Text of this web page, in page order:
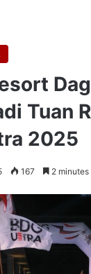
Tuan
2025
167 2 minutes